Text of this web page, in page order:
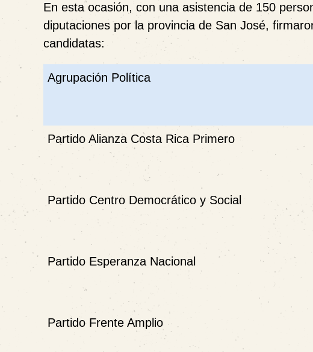
En esta ocasión, con una asistencia de 150
diputaciones por la provincia de San José,
candidatas:
Agrupación Política
Partido Alianza Costa Rica Primero
Partido Centro Democrático y Social
Partido Esperanza Nacional
Partido Frente Amplio